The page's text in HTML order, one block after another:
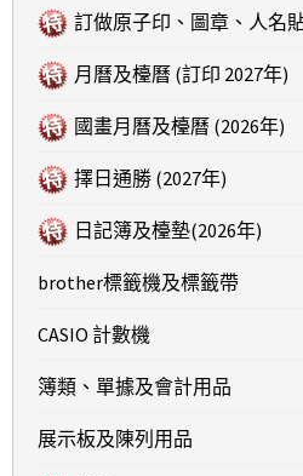
訂做原子印、圖章、人名
月曆及檯曆 (訂印 2027年)
國畫月曆及檯曆 (2026年)
擇日通勝 (2027年)
日記簿及檯墊(2026年)
brother標籤機及標籤帶
CASIO 計數機
簿類、單據及會計用品
展示板及陳列用品